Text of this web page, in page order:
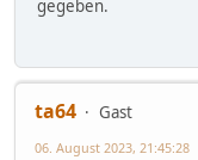
gegeben.
ta64
Gast
06. August 2023, 21:45:28